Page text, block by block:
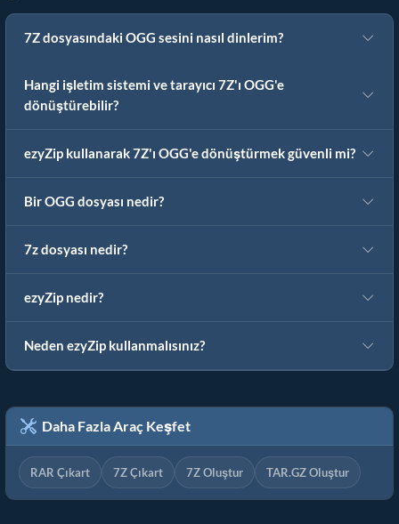
7Z dosyasındaki OGG sesini nasıl dinlerim?
Hangi işletim sistemi ve tarayıcı 7Z'ı OGG'e
dönüştürebilir?
ezyZip kullanarak 7Z'ı OGG'e dönüştürmek güvenli mi?
Bir OGG dosyası nedir?
7z dosyası nedir?
ezyZip nedir?
Neden ezyZip kullanmalısınız?
Daha Fazla Araç Keşfet
RAR Çıkart 7Z Çıkart 7Z Oluştur TAR.GZ Oluştur